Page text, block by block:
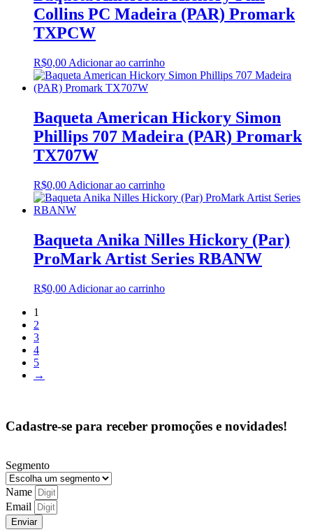
Collins PC Madeira (PAR) Promark
TXPCW
R$0,00 Adicionar ao carrinho
Baqueta American Hickory Simon
Phillips 707 Madeira (PAR) Promark
TX707W
R$0,00 Adicionar ao carrinho
Baqueta Anika Nilles Hickory (Par)
ProMark Artist Series RBANW
R$0,00 Adicionar ao carrinho
1
2
3
4
5
→
Cadastre-se para receber promoções e novidades!
Segmento
Name
Email
Enviar